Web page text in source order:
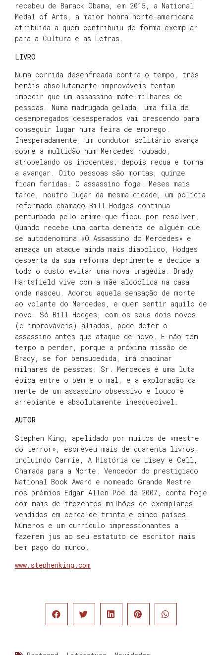
recebeu de Barack Obama, em 2015, a National
Medal of Arts, a maior honra norte-americana
atribuída a quem contribuiu de forma exemplar
para a Cultura e as Letras.
LIVRO
Numa corrida desenfreada contra o tempo, três
heróis absolutamente improváveis tentam
impedir que um assassino mate milhares de
pessoas. Numa madrugada gelada, uma fila de
desempregados desesperados vai crescendo para
conseguir lugar numa feira de emprego.
Inesperadamente, um condutor solitário avança
sobre a multidão num Mercedes roubado,
atropelando os inocentes; depois recua e torna
a avançar. Oito pessoas são mortas, quinze
ficam feridas. O assassino foge. Meses mais
tarde, noutro lugar da mesma cidade, um polícia
reformado chamado Bill Hodges continua
perturbado pelo crime que ficou por resolver.
Quando recebe uma carta demente de alguém que
se autodenomina «O Assassino do Mercedes» e
ameaça um ataque ainda mais diabólico, Hodges
desperta da sua reforma deprimente e decide a
todo o custo evitar uma nova tragédia. Brady
Hartsfield vive com a mãe alcoólica na casa
onde nasceu. Adorou aquela sensação de morte
ao volante do Mercedes, e quer sentir aquilo de
novo. Só Bill Hodges, com os seus dois novos
(e improváveis) aliados, pode deter o
assassino antes que ataque de novo. E não têm
tempo a perder, porque a próxima missão de
Brady, se for bemsucedida, irá chacinar
milhares de pessoas. Sr. Mercedes é uma luta
épica entre o bem e o mal, e a exploração da
mente de um assassino obsessivo e louco é
arrepiante e absolutamente inesquecível.
AUTOR
Stephen King, apelidado por muitos de «mestre
do terror», escreveu mais de quarenta livros,
incluindo Carrie, A História de Lisey e Cell,
Chamada para a Morte. Vencedor do prestigiado
National Book Award e nomeado Grande Mestre
nos prémios Edgar Allen Poe de 2007, conta hoje
com mais de trezentos milhões de exemplares
vendidos em cerca de trinta e cinco países.
Números e um currículo impressionantes a
fazerem jus ao seu estatuto de escritor mais
bem pago do mundo.
www.stephenking.com